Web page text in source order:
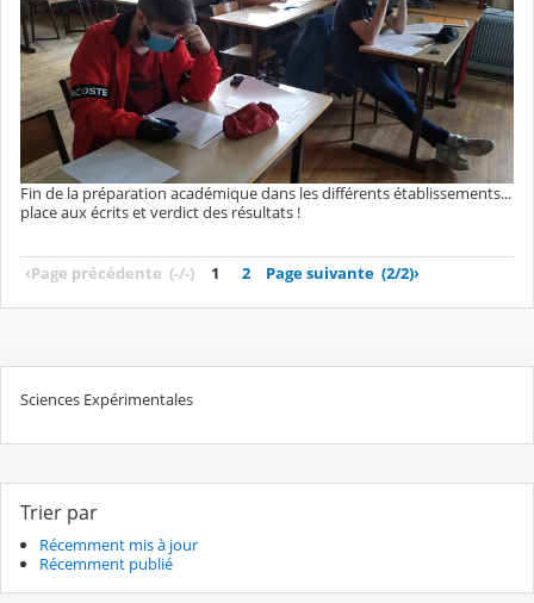
Fin de la préparation académique dans les différents établissements...
place aux écrits et verdict des résultats !
‹Page précédente (-/-) 1 2 Page suivante (2/2)›
Sciences Expérimentales
Trier par
Récemment mis à jour
Récemment publié